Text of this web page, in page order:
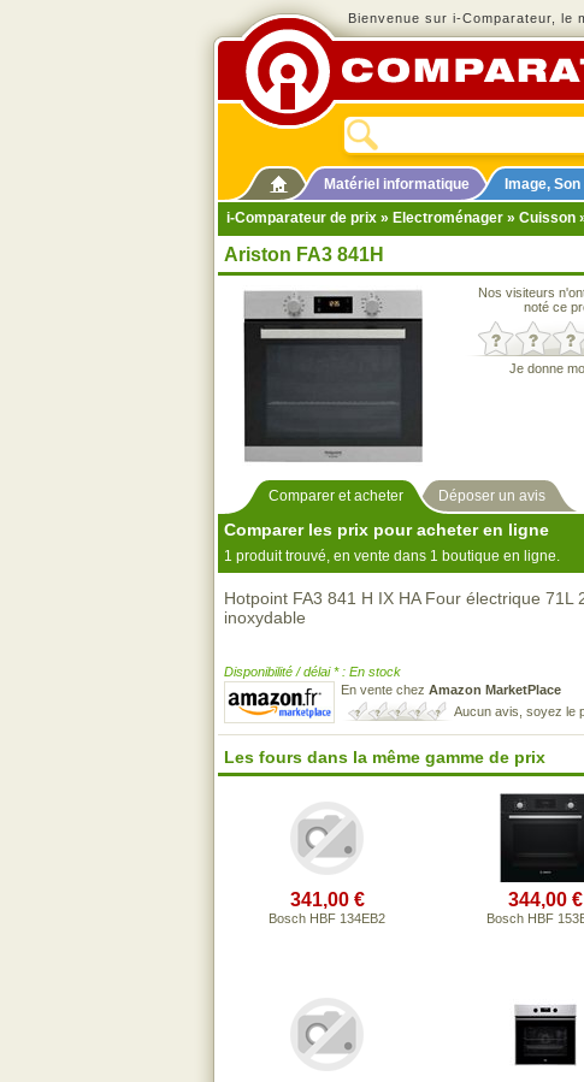
Bienvenue sur i-Comparateur, le
Matériel informatique Image,
i-Comparateur de prix » Electroménager » Cuisson
Ariston FA3 841H
Nos visiteurs
noté ce
Je donne
Comparer et acheter Déposer un avis
Comparer les prix pour acheter en ligne
1 produit trouvé, en vente dans 1 boutique en ligne.
Hotpoint FA3 841 H IX HA Four électrique 71L
inoxydable
Disponibilité / délai * : En stock
En vente chez Amazon MarketPlace
Aucun avis, soyez le
Les fours dans la même gamme de prix
341,00 €
Bosch HBF 134EB2
344,00 €
Bosch HBF